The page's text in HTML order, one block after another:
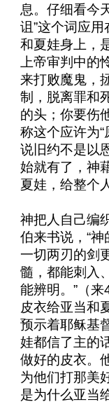
息。仔细看今
诅”这个词应
和夏娃身上，
上帝审判中的
来打败魔鬼，
制，脱离罪和
的头；你要伤
称这个应许为
说旧约不是以
始就有了，神
夏娃，给整个
神把人自己编
伯来书说，“
一切两刃的剑
髓，都能刺入
能辨明。”（来
皮衣给亚当和
预示着耶稣基
娃都信了主的
做好的皮衣。
为他们打那美
是为什么亚当